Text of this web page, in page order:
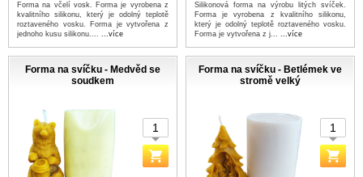
Forma na včelí vosk. Forma je vyrobena z
kvalitního silikonu, který je odolný teplotě
roztaveného vosku. Forma je vytvořena z
jednoho kusu silikonu.... ...více
Silikonová forma na výrobu litých svíček.
Forma je vyrobena z kvalitního silikonu,
který je odolný teplotě roztaveného vosku.
Forma je vytvořena z j... ...více
Forma na svíčku - Medvěd se
soudkem
Forma na svíčku - Betlémek ve
stromě velký